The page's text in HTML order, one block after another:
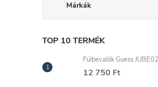
e
l
Márkák
TOP 10 TERMÉK
Fülbevalók Guess
12 750 Ft